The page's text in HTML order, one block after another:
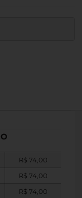
R$ 74,00
R$ 74,00
R$ 74,00